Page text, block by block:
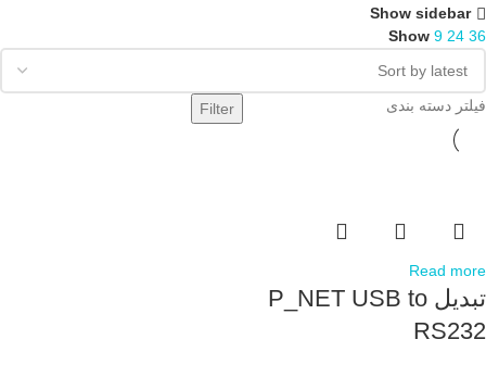
Show sidebar
Show 9 24 36
فیلتر دسته بندی Filter
Read more
تبدیل P_NET USB to
RS232